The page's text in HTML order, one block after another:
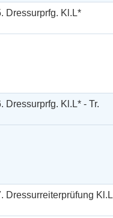
Dressurprfg. Kl.L*
Dressurprfg. Kl.L* - Tr.
Dressurreiterprüfung Kl.L